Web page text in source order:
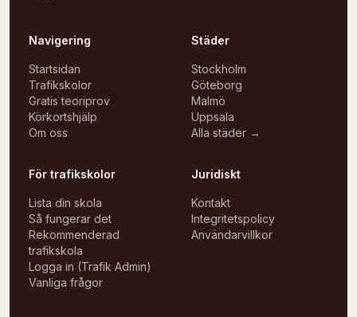
Navigering
Startsidan
Trafikskolor
Gratis teoriprov
Körkortshjälp
Om oss
Städer
Stockholm
Göteborg
Malmö
Uppsala
Alla städer →
För trafikskolor
Lista din skola
Så fungerar det
Rekommenderad
trafikskola
Logga in (Trafik Admin)
Vanliga frågor
Juridiskt
Kontakt
Integritetspolicy
Användarvillkor